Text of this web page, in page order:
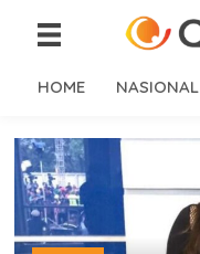
HOME NASIONAL